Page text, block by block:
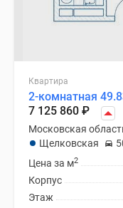
Квартира
2-комнатная
7 125 860 ₽
Московская
Щелковская
Цена за м2
Корпус
Этаж